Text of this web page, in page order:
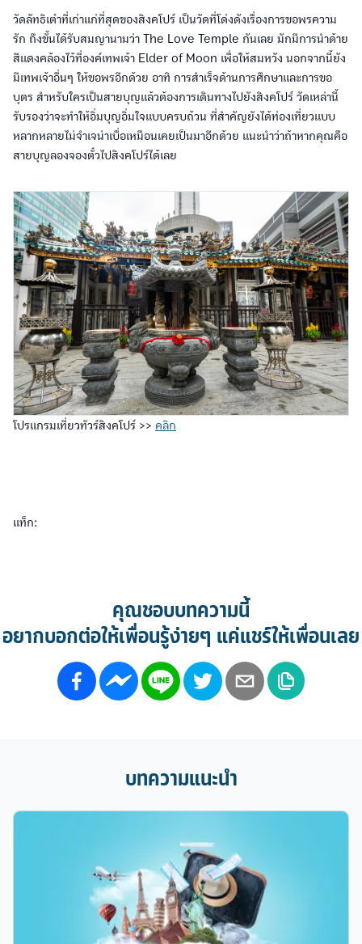
วัดลัทธิเต๋าที่เก่าแก่ที่สุดของสิงคโปร์ เป็นวัดที่โด่งดังเรื่องการขอพรความ
รัก ถึงขั้นได้รับสมญานามว่า The Love Temple กันเลย มักมีการนำด้าย
สีแดงคล้องไว้ที่องค์เทพเจ้า Elder of Moon เพื่อให้สมหวัง นอกจากนี้ยัง
มีเทพเจ้าอื่นๆ ให้ขอพรอีกด้วย อาทิ การสำเร็จด้านการศึกษาและการขอ
บุตร สำหรับใครเป็นสายบุญแล้วต้องการเดินทางไปยังสิงคโปร์ วัดเหล่านี้
รับรองว่าจะทำให้อิ่มบุญอิ่มใจแบบครบถ้วน ที่สำคัญยังได้ท่องเที่ยวแบบ
หลากหลายไม่จำเจน่าเบื่อเหมือนเคยเป็นมาอีกด้วย แนะนำว่าถ้าหากคุณคือ
สายบุญลองจองตั๋วไปสิงคโปร์ได้เลย
โปรแกรมเที่ยวทัวร์สิงคโปร์ >> คลิก
แท็ก:
คุณชอบบทความนี้
อยากบอกต่อให้เพื่อนรู้ง่ายๆ แค่แชร์ให้เพื่อนเลย
บทความแนะนำ